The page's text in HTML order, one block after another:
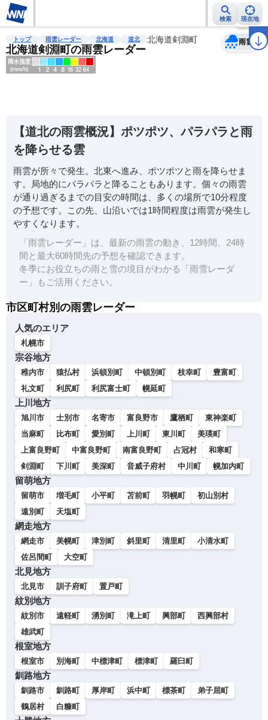
検索 現在地
雨雲レーダー 台風情報 地震情報 警報・注意報 2週間天気 ラ
トップ 雨雲レーダー 北海道 道北 北海道剣淵町
北海道剣淵町の雨雲レーダー
雨雲
天気 台風
【道北の雨雲概況】ポツポツ、パラパラと雨
を降らせる雲
雨雲が所々で発生。北東へ進み、ポツポツと雨を降らせま
す。局地的にパラパラと降ることもあります。個々の雨雲
が通り過ぎるまでの目安の時間は、多くの場所で10分程度
の予想です。この先、山沿いでは1時間程度は雨雲が発生し
やすくなります。
「雨雲レーダー」は、最新の雨雲の動き、12時間、24時
間と最大60時間先の予想を確認できます。
冬季にお役立ちの雨と雪の境目がわかる「雨雪レーダ
ー」もご活用ください。
市区町村別の雨雲レーダー
人気のエリア
札幌市
宗谷地方
稚内市 猿払村 浜頓別町 中頓別町 枝幸町
豊富町
礼文町
利尻町 利尻富士町 幌延町
上川地方
旭川市 士別市 名寄市 富良野市 鷹栖町
東神楽町
当麻町
比布町 愛別町 上川町 東川町
美瑛町
上富良野町
中富良野町 南富良野町 占冠村
和寒町
剣淵町
下川町 美深町 音威子府村 中川町 幌加内町
留萌地方
留萌市 増毛町 小平町 苫前町 羽幌町
初山別村
遠別町
天塩町
網走地方
網走市 美幌町 津別町 斜里町 清里町
小清水町
佐呂間町
大空町
北見地方
北見市 訓子府町 置戸町
紋別地方
紋別市 遠軽町 湧別町 滝上町 興部町
西興部村
雄武町
根室地方
根室市 別海町 中標津町 標津町 羅臼町
釧路地方
釧路市 釧路町 厚岸町 浜中町 標茶町
弟子屈町
鶴居村
白糠町